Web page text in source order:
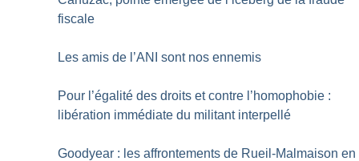
fiscale
Les amis de l’ANI sont nos ennemis
Pour l’égalité des droits et contre l’homophobie :
libération immédiate du militant interpellé
Goodyear : les affrontements de Rueil-Malmaison en